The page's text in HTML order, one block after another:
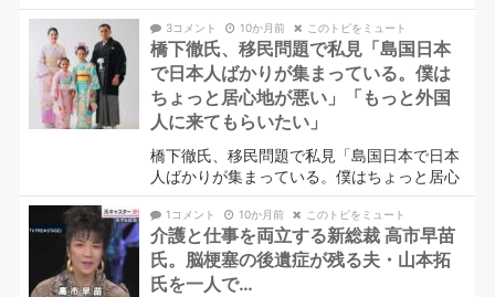
3コメント 10か月前 このトピをミュート
橋下徹氏、移民問題で私見「島国日本
で日本人ばかりが集まっている。僕は
ちょっと居心地が悪い」「もっと外国
人に来てもらいたい」
橋下徹氏、移民問題で私見「島国日本で日本
人ばかりが集まっている。僕はちょっと居心
1コメント 10か月前 このトピをミュート
介護と仕事を両立する新総裁 高市早苗
氏。脳梗塞の後遺症が残る夫・山本拓
氏を一人で…